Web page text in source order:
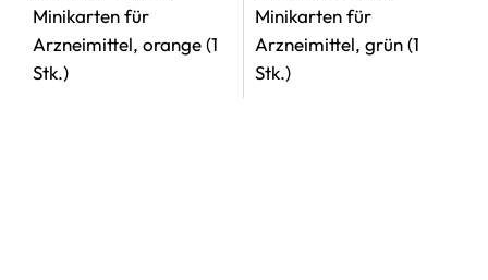
Minikarten für
Arzneimittel, orange(1
Stk.)
Minikarten für
Arzneimittel, grün(1
Stk.)